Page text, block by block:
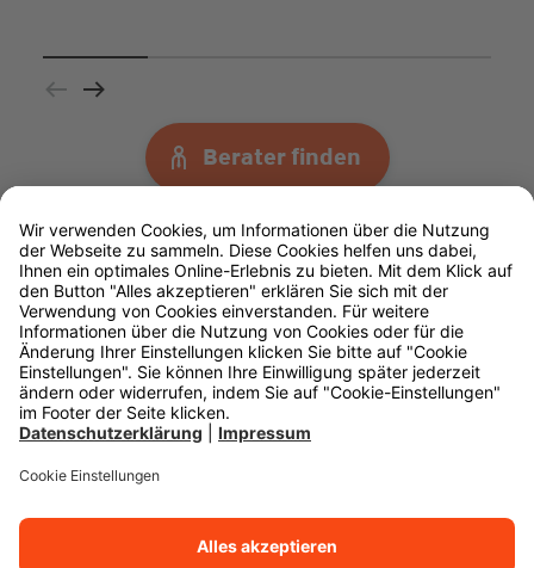
Berater finden
Impressum
Datenschutz
Rechtliche Hinweise
Cookie-Einstellungen